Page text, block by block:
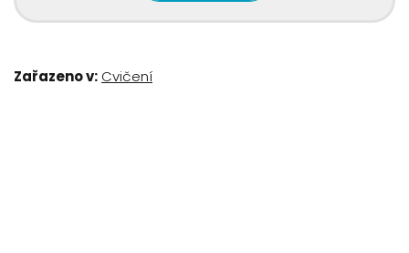
Zařazeno v: Cvičení